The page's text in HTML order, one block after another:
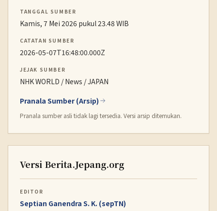
TANGGAL SUMBER
Kamis, 7 Mei 2026 pukul 23.48 WIB
CATATAN SUMBER
2026-05-07T16:48:00.000Z
JEJAK SUMBER
NHK WORLD / News / JAPAN
Pranala Sumber (Arsip)
Pranala sumber asli tidak lagi tersedia. Versi arsip ditemukan.
Versi Berita.Jepang.org
EDITOR
Septian Ganendra S. K. (sepTN)